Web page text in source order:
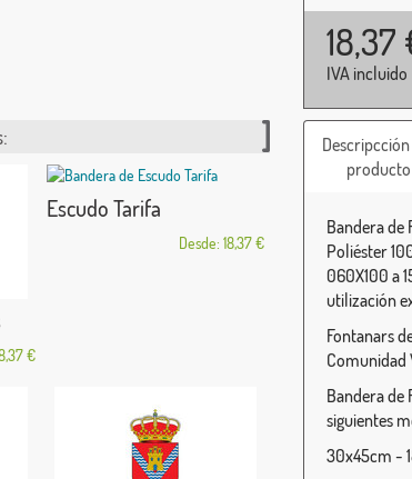
18,37
IVA incluido
€
Escudo Tarifa
Desde: 18,37 €
Descripcción
producto
Bandera de
Poliéster
060X100 a
utilización
Fontanars
Comunidad
Bandera de
siguientes
30x45cm -